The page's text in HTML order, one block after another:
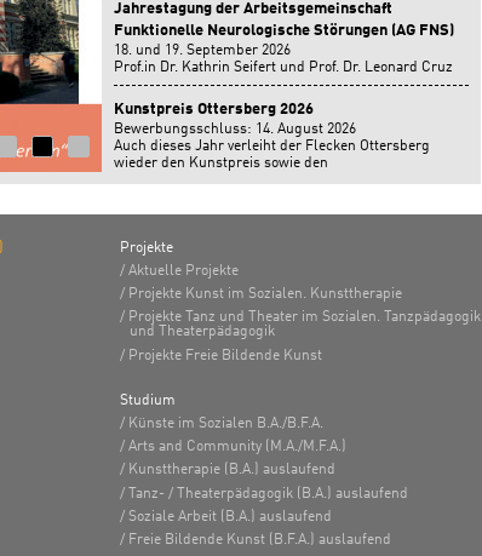
Jahrestagung der Arbeitsgemeinschaft
Funktionelle Neurologische Störungen (AG FNS)
18. und 19. September 2026
Prof.in Dr. Kathrin Seifert und Prof. Dr. Leonard Cruz
geben einen Workshop auf der Jahrestagung der
Arbeitsgemeinschaft Funktionelle Neurologische
Störungen in Bonn.
Kunstpreis Ottersberg 2026
Bewerbungsschluss: 14. August 2026
Auch dieses Jahr verleiht der Flecken Ottersberg
wieder den Kunstpreis sowie den
Projekte
Aktuelle Projekte
Projekte Kunst im Sozialen. Kunsttherapie
Projekte Tanz und Theater im Sozialen. Tanzpädagogik
und Theaterpädagogik
Projekte Freie Bildende Kunst
Studium
Künste im Sozialen B.A./B.F.A.
Arts and Community (M.A./M.F.A.)
Kunsttherapie (B.A.) auslaufend
Tanz- / Theaterpädagogik (B.A.) auslaufend
Soziale Arbeit (B.A.) auslaufend
Freie Bildende Kunst (B.F.A.) auslaufend